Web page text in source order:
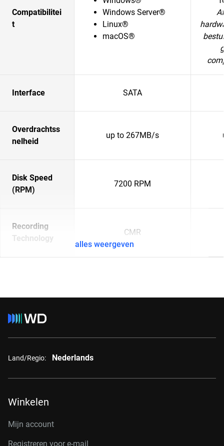
Compatibilitei
t
Windows Server®
Linux®
macOS®
Interface SATA
Overdrachtss
nelheid
up to 267MB/s
Disk Speed
(RPM)
7200 RPM
Recording
Technology
CMR
alles weergeven
Land/Regio: Nederlands
Winkelen
Mijn account
Registreren voor e-mail